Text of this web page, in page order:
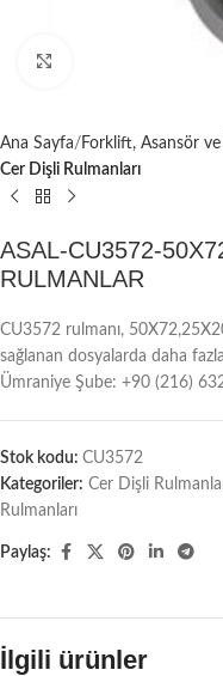
Ana Sayfa
Forklift, Asansör
Cer Dişli Rulmanları
ASAL-CU3572-
RULMANLAR
CU3572 rulmanı,
sağlanan dosyalarda daha
Ümraniye Şube: +90 (216)
Stok kodu: CU3572
Kategoriler: Cer Dişli
Rulmanları
Paylaş:
İlgili ürünler